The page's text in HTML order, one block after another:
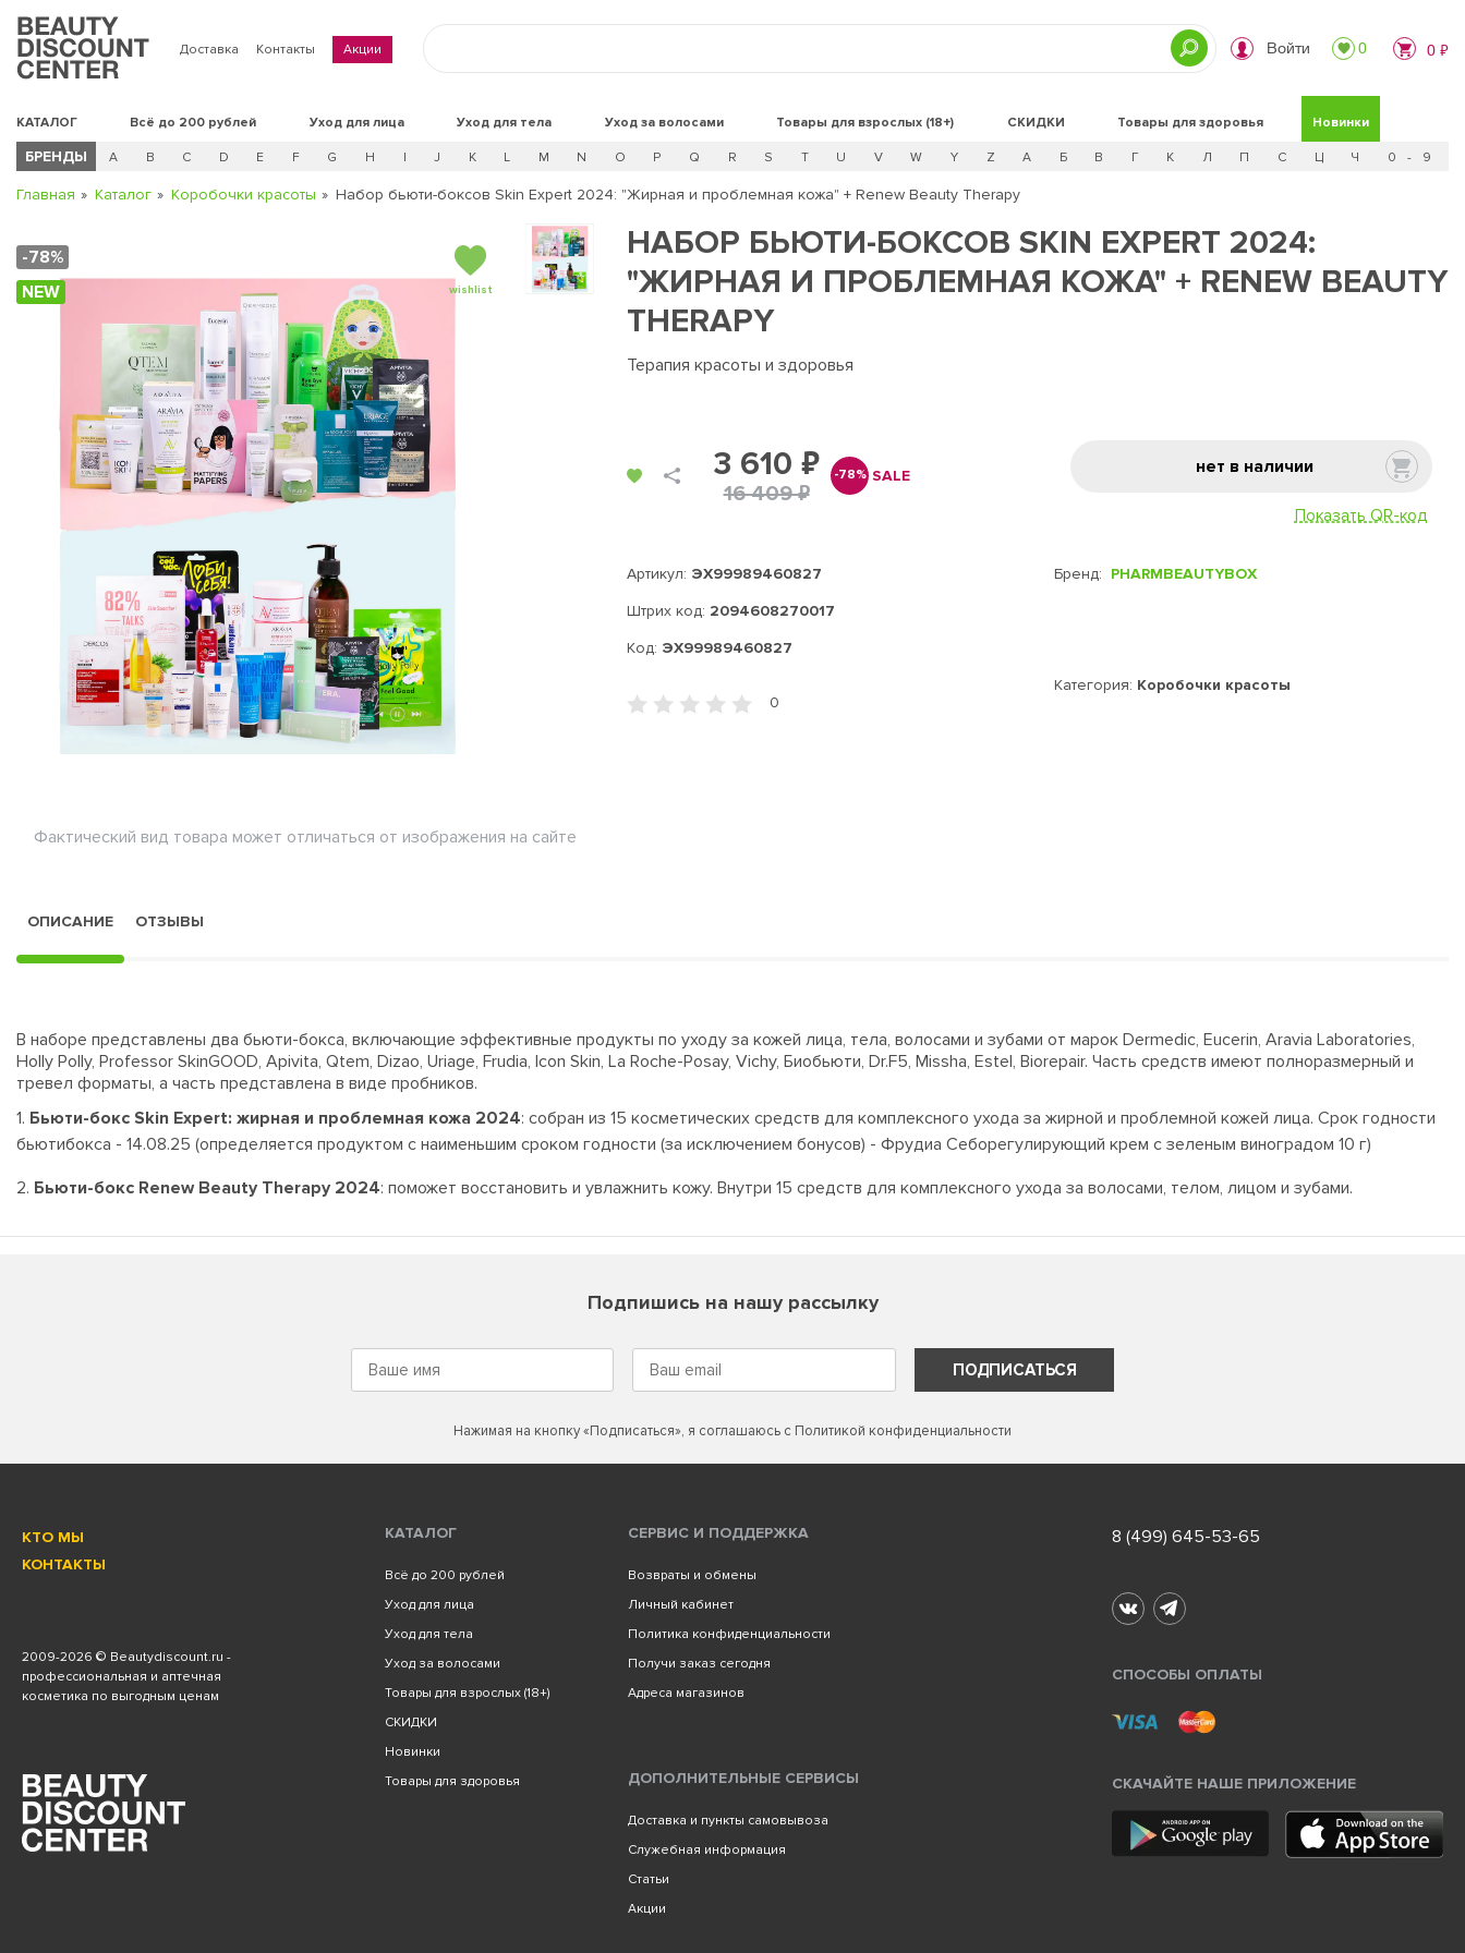
Доставка Контакты Акции Войти 0 0 ₽
КАТАЛОГ Всё до 200 рублей Уход для лица Уход для тела Уход за волосами Товары для взрослых (18+) СКИДКИ Новинки
Товары для здоровья
БРЕНДЫ A B C D E F G H I J K L M N O P Q R S T U V W Y Z А Б В Г К Л П С Ц Ч 0 - 9
Главная Каталог Коробочки красоты Набор бьюти-боксов Skin Expert 2024: "Жирная и проблемная кожа" + Renew Beauty Therapy
-78%
NEW
wishlist
Фактический вид товара может отличаться от изображения на сайте
НАБОР БЬЮТИ-БОКСОВ SKIN EXPERT 2024:
"ЖИРНАЯ И ПРОБЛЕМНАЯ КОЖА" + RENEW BEAUTY
THERAPY
Терапия красоты и здоровья
3 610 ₽
16 409 ₽
-78% SALE нет в наличии
Показать QR-код
Артикул: ЭХ99989460827
Штрих код: 2094608270017
Код: ЭХ99989460827
Бренд: PHARMBEAUTYBOX
Категория: Коробочки красоты
0
ОПИСАНИЕ ОТЗЫВЫ
В наборе представлены два бьюти-бокса, включающие эффективные продукты по уходу за кожей лица, тела, волосами и зубами от марок Dermedic, Eucerin, Aravia Laboratories,
Holly Polly, Professor SkinGOOD, Apivita, Qtem, Dizao, Uriage, Frudia, Icon Skin, La Roche-Posay, Vichy, Биобьюти, Dr.F5, Missha, Estel, Biorepair. Часть средств имеют полноразмерный и
тревел форматы, а часть представлена в виде пробников.
1. Бьюти-бокс Skin Expert: жирная и проблемная кожа 2024: собран из 15 косметических средств для комплексного ухода за жирной и проблемной кожей лица. Срок годности
бьютибокса - 14.08.25 (определяется продуктом с наименьшим сроком годности (за исключением бонусов) - Фрудиа Себорегулирующий крем с зеленым виноградом 10 г)
2. Бьюти-бокс Renew Beauty Therapy 2024: поможет восстановить и увлажнить кожу. Внутри 15 средств для комплексного ухода за волосами, телом, лицом и зубами.
Подпишись на нашу рассылку
ПОДПИСАТЬСЯ
Нажимая на кнопку «Подписаться», я соглашаюсь с Политикой конфиденциальности
КТО МЫ
КОНТАКТЫ
2009-2026 © Beautydiscount.ru -
профессиональная и аптечная
косметика по выгодным ценам
КАТАЛОГ
Всё до 200 рублей
Уход для лица
Уход для тела
Уход за волосами
Товары для взрослых (18+)
СКИДКИ
Новинки
Товары для здоровья
СЕРВИС И ПОДДЕРЖКА
Возвраты и обмены
Личный кабинет
Политика конфиденциальности
Получи заказ сегодня
Адреса магазинов
ДОПОЛНИТЕЛЬНЫЕ СЕРВИСЫ
Доставка и пункты самовывоза
Служебная информация
Статьи
Акции
8 (499) 645-53-65
СПОСОБЫ ОПЛАТЫ
СКАЧАЙТЕ НАШЕ ПРИЛОЖЕНИЕ